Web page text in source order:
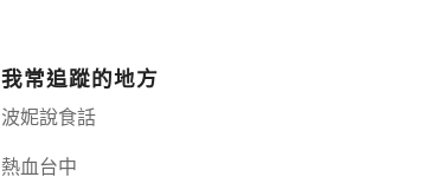
我常追蹤的地方
波妮說食話
熱血台中